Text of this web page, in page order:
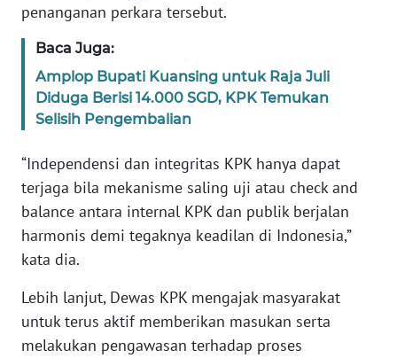
penanganan perkara tersebut.
Baca Juga:
Amplop Bupati Kuansing untuk Raja Juli
Diduga Berisi 14.000 SGD, KPK Temukan
Selisih Pengembalian
“Independensi dan integritas KPK hanya dapat
terjaga bila mekanisme saling uji atau check and
balance antara internal KPK dan publik berjalan
harmonis demi tegaknya keadilan di Indonesia,”
kata dia.
Lebih lanjut, Dewas KPK mengajak masyarakat
untuk terus aktif memberikan masukan serta
melakukan pengawasan terhadap proses
WN
JABAR
WN
BANTEN
NTT
WN
KEPRI
PAPUA
WN